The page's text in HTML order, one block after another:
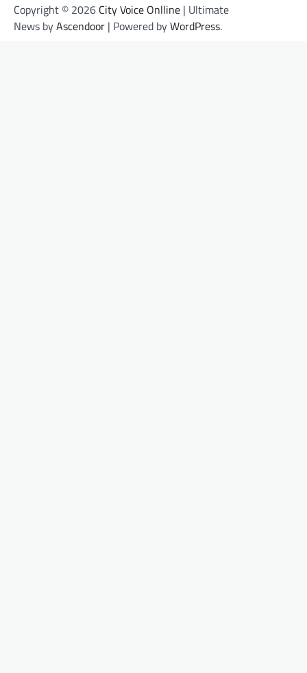
Copyright © 2026 City Voice Onlline | Ultimate
News byAscendoor | Powered byWordPress.